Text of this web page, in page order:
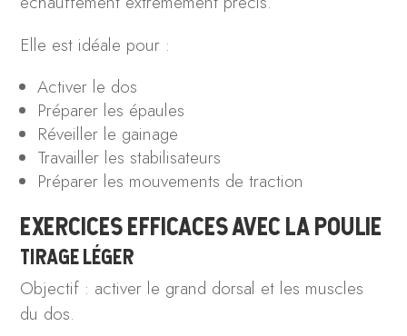
Elle est idéale pour :
Activer le dos
Préparer les épaules
Réveiller le gainage
Travailler les stabilisateurs
Préparer les mouvements de traction
EXERCICES EFFICACES AVEC LA POULIE
TIRAGE LÉGER
Objectif : activer le grand dorsal et les muscles
du dos.